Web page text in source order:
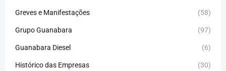
Greves e Manifestações (58)
Grupo Guanabara (97)
Guanabara Diesel (6)
Histórico das Empresas (30)